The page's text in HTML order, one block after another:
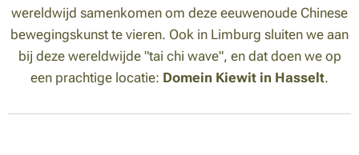
wereldwijd samenkomen om deze eeuwenoude Chinese
bewegingskunst te vieren. Ook in Limburg sluiten we aan
bij deze wereldwijde "tai chi wave", en dat doen we op
een prachtige locatie: Domein Kiewit in Hasselt.